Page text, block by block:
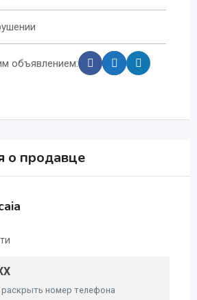
объявлением:
о продавце
номер телефона